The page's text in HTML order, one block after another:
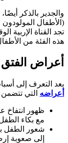
والجدير بالذكر
(الأطفال
تجد القناة الإربية
هذه الفئة من
أعراض الفتق
بعد التعرف إلى
أعراضه التي
ظهور انتفاخ
مع بكاء
شعور الطفل
إلى صعوبة